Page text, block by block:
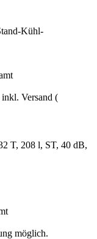
Kühl-
Versand (
T, 208 l, ST, 40 dB,
möglich.